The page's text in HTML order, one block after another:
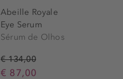
Abeille Royale
Eye Serum
Sérum de Olhos
€ 134,00
€ 87,00